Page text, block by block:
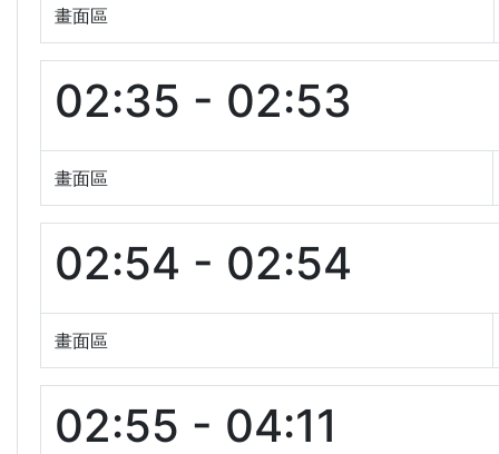
畫面區
02:35 - 02:53
畫面區
02:54 - 02:54
畫面區
02:55 - 04:11